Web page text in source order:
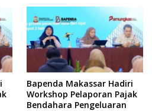
Bapenda Makassar Hadiri
Workshop Pelaporan Pajak
Bendahara Pengeluaran